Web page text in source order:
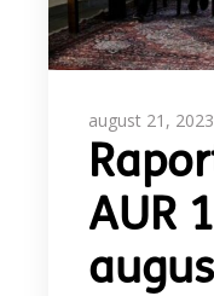
august 21, 2023
AUR